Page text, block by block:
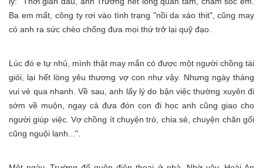
Ba em mất, công ty rơi vào tình trạng "nồi da xáo thịt", cũng may
có anh ra sức chèo chống đưa mọi thứ trở lại quỹ đạo.
Lúc đó e tự nhủ, mình thật may mắn có được một người chồng tài
giỏi, lại hết lòng yêu thương vợ con như vậy. Nhưng ngày tháng
vui vẻ qua nhanh. Về sau, anh lấy lý do bận việc thường xuyên đi
sớm về muộn, ngay cả đưa đón con đi học anh cũng giao cho
người giúp việc. Vợ chồng ít chuyện trò, chia sẻ, chuyện chăn gối
cũng nguội lạnh...".